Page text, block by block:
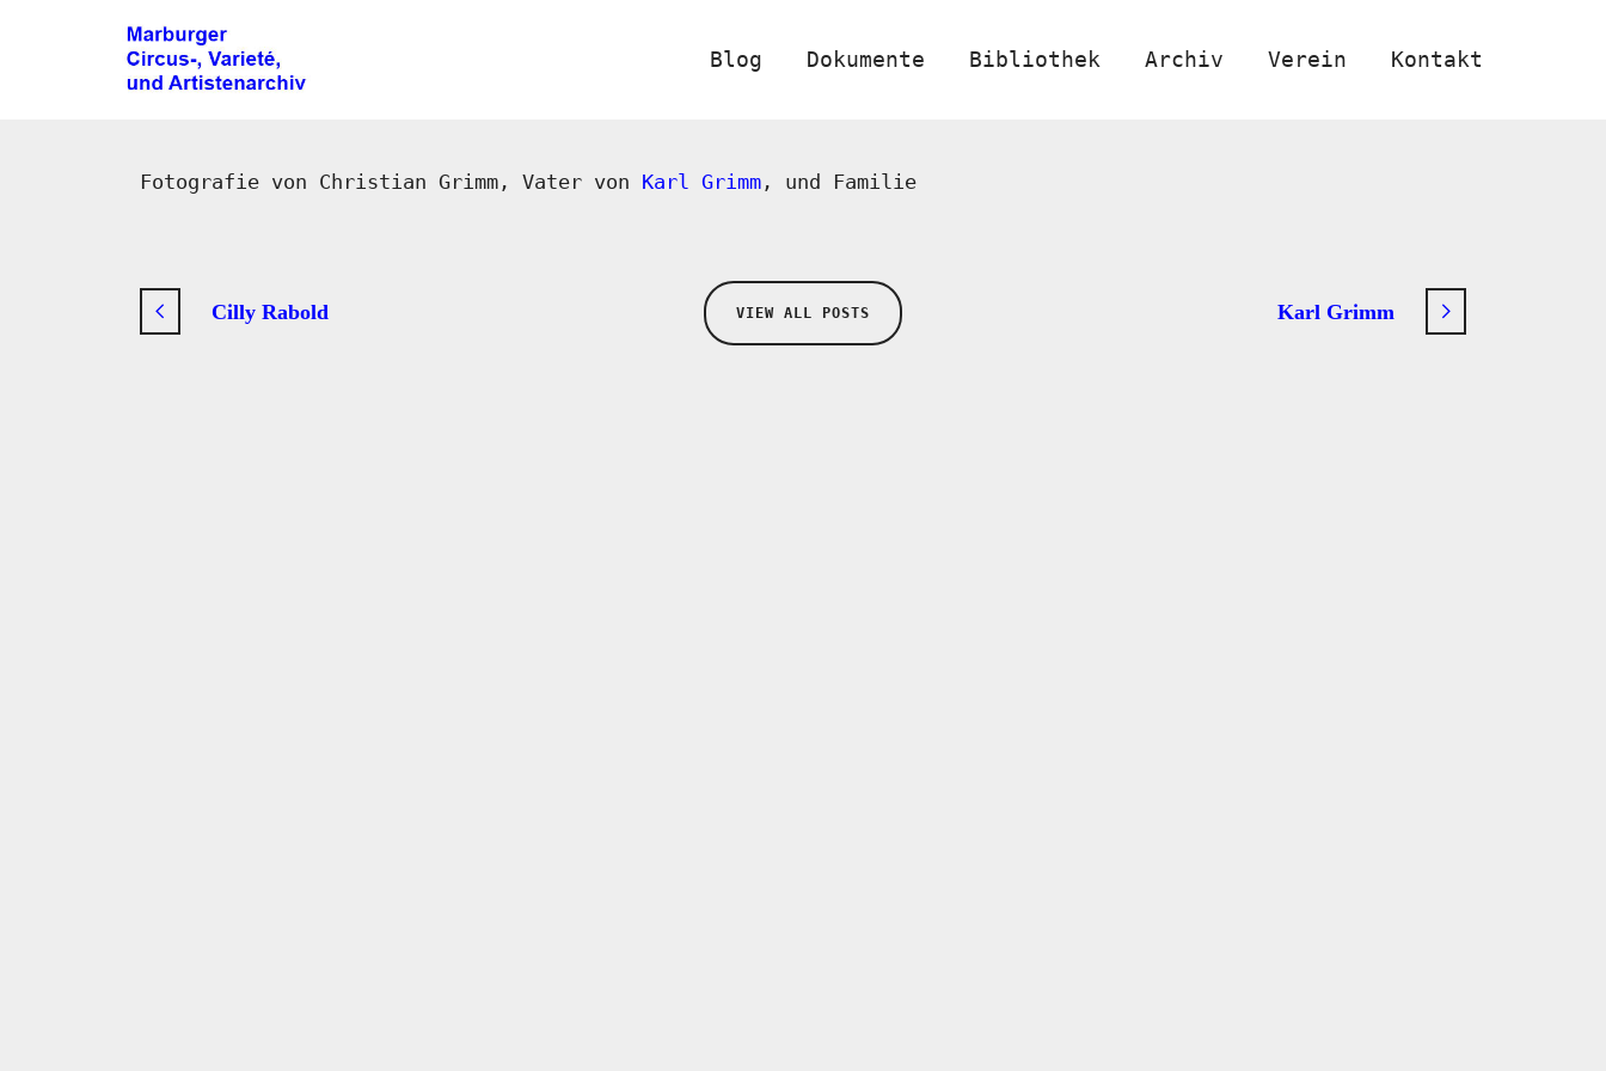
Blog Dokumente Bibliothek Archiv Verein Kontakt
Fotografie von Christian Grimm, Vater von Karl Grimm , und Familie
Cilly Rabold VIEW ALL POSTS Karl Grimm